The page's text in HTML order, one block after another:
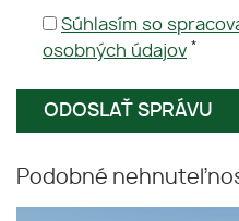
Súhlasím so
osobných údajov *
Podobné